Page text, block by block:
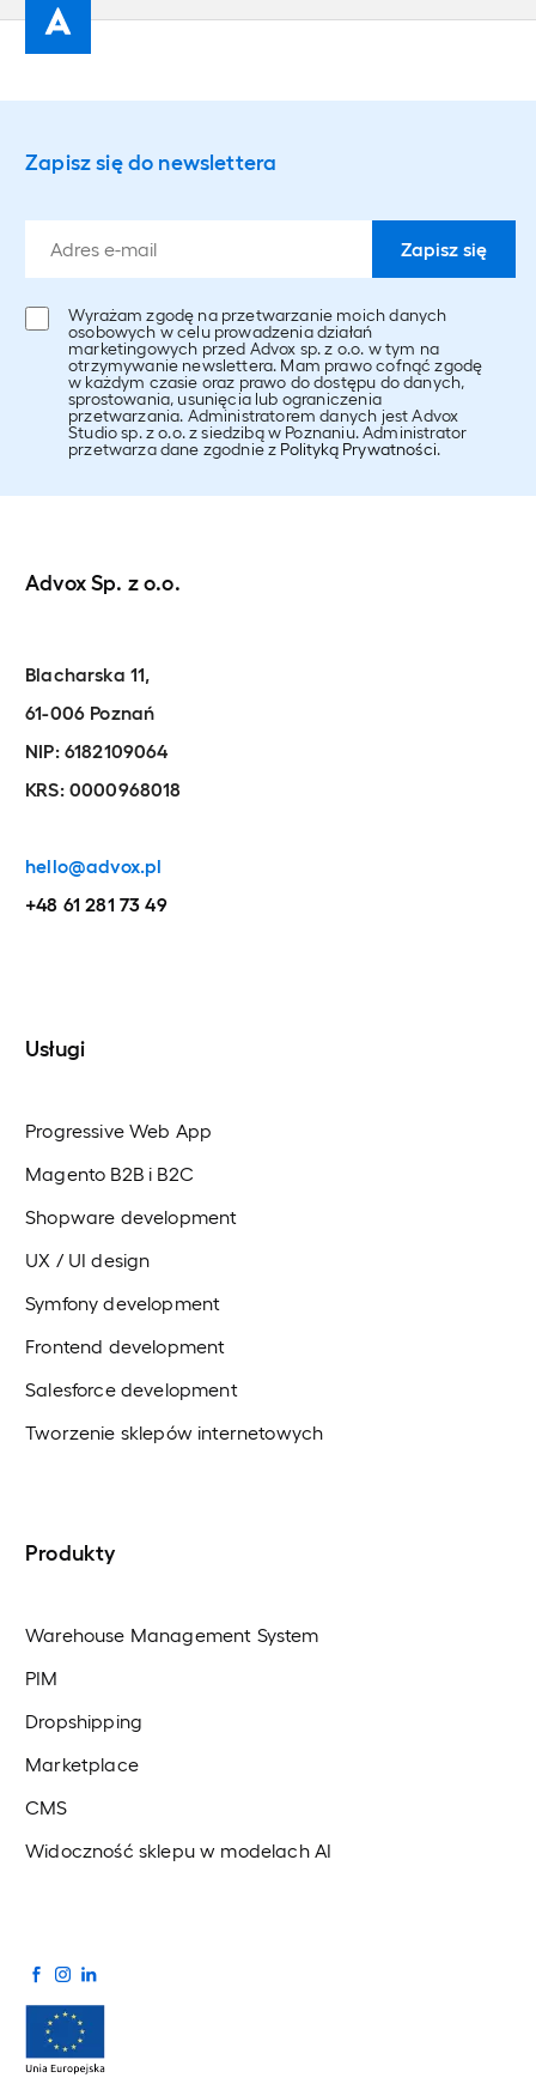
Advox Sp. z o.o.
Blacharska 11,
61-006 Poznań
NIP: 6182109064
KRS: 0000968018
hello@advox.pl
+48 61 281 73 49
Usługi
Progressive Web App
Magento B2B i B2C
Shopware development
UX / UI design
Symfony development
Frontend development
Salesforce development
Tworzenie sklepów internetowych
Produkty
Warehouse Management System
PIM
Dropshipping
Marketplace
CMS
Widoczność sklepu w modelach AI
Zapisz się do newslettera
Wyrażam zgodę na przetwarzanie moich danych
osobowych w celu prowadzenia działań
marketingowych przed Advox sp. z o.o. w tym na
otrzymywanie newslettera. Mam prawo cofnąć zgodę
w każdym czasie oraz prawo do dostępu do danych,
sprostowania, usunięcia lub ograniczenia
przetwarzania. Administratorem danych jest Advox
Studio sp. z o.o. z siedzibą w Poznaniu. Administrator
przetwarza dane zgodnie z Polityką Prywatności.